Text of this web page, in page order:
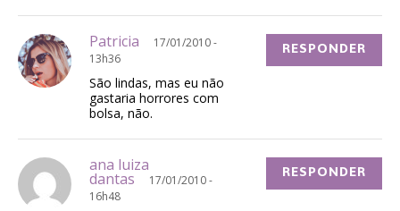
Patricia
17/01/2010 -
13h36
São lindas, mas eu não
gastaria horrores com
bolsa, não.
RESPONDER
ana luiza
dantas
17/01/2010 -
16h48
RESPONDER